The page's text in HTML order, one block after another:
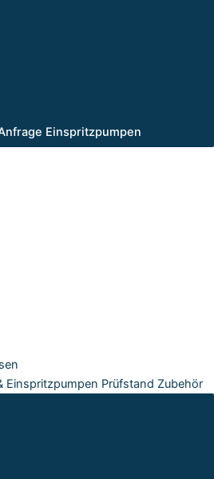
Einspritzpumpen
Einspritzpumpen Prüfstand Zubehör